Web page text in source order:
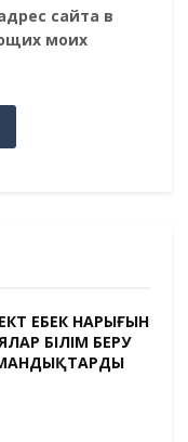
сайта в
моих
ЕҢБЕК НАРЫҒЫН
БІЛІМ БЕРУ